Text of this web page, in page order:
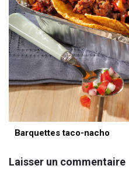
Barquettes taco-nacho
Laisser un commentaire